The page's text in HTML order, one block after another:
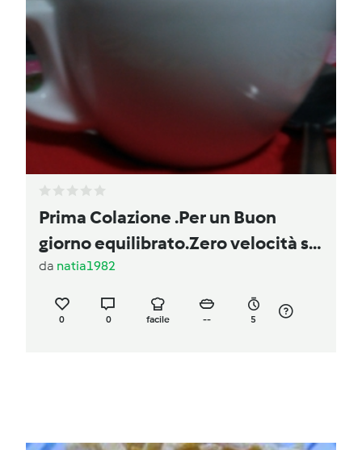
Prima Colazione .Per un Buon
giorno equilibrato.Zero velocità se
non si parte col Cappucio Bimby.
da natia1982
0 0 facile -- 5